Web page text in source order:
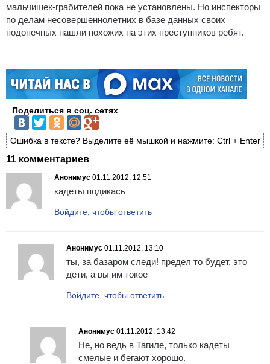
мальчишек-грабителей пока не установлены. Но инспекторы
по делам несовершеннолетних в базе данных своих
подопечных нашли похожих на этих преступников ребят.
Поделиться в соц. сетях
Ошибка в тексте? Выделите её мышкой и нажмите: Ctrl + Enter
11 комментариев
Анонимус 01.11.2012, 12:51
кадеты подикась
Войдите, чтобы ответить
Анонимус 01.11.2012, 13:10
ты, за базаром следи! предел то будет, это
дети, а вы им токое
Войдите, чтобы ответить
Анонимус 01.11.2012, 13:42
Не, но ведь в Тагиле, только кадеты
смелые и бегают хорошо.